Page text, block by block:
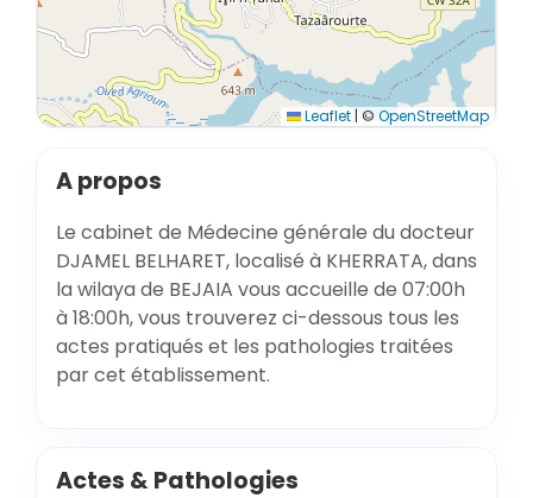
Leaflet | © OpenStreetMap
A propos
Le cabinet de Médecine générale du docteur
DJAMEL BELHARET, localisé à KHERRATA, dans
la wilaya de BEJAIA vous accueille de 07:00h
à 18:00h, vous trouverez ci-dessous tous les
actes pratiqués et les pathologies traitées
par cet établissement.
Actes & Pathologies